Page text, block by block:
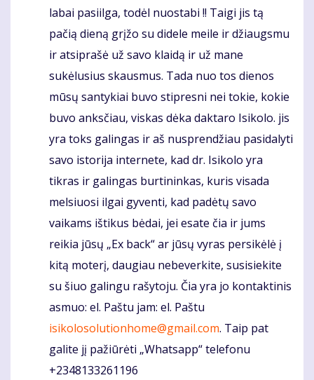
labai pasiilga, todėl nuostabi !! Taigi jis tą
pačią dieną grįžo su didele meile ir džiaugsmu
ir atsiprašė už savo klaidą ir už mane
sukėlusius skausmus. Tada nuo tos dienos
mūsų santykiai buvo stipresni nei tokie, kokie
buvo anksčiau, viskas dėka daktaro Isikolo. jis
yra toks galingas ir aš nusprendžiau pasidalyti
savo istorija internete, kad dr. Isikolo yra
tikras ir galingas burtininkas, kuris visada
melsiuosi ilgai gyventi, kad padėtų savo
vaikams ištikus bėdai, jei esate čia ir jums
reikia jūsų „Ex back“ ar jūsų vyras persikėlė į
kitą moterį, daugiau nebeverkite, susisiekite
su šiuo galingu rašytoju. Čia yra jo kontaktinis
asmuo: el. Paštu jam: el. Paštu
isikolosolutionhome@gmail.com. Taip pat
galite jį pažiūrėti „Whatsapp“ telefonu
+2348133261196